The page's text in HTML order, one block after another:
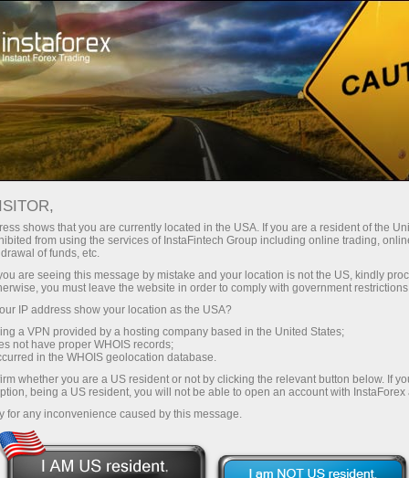
InstaForex
通过InstaForex获得真正竞争力的机
点差和手续费，以及股票和指数交
易的优惠条件
时可获得高达30%的奖金，并享受
其他促销活动和优惠
最低
每笔存款
30%奖金
交易速度
与赛道速度
您的专属礼物大奖
充值$333—选择价值高达$1,500的礼物
shows that you are currently located in the USA. If you are a resident of the
from using the services of InstaFintech Group including online trading,
of funds, etc.
are seeing this message by mistake and your location is not the US, kindly
you must leave the website in order to comply with government
IP address show your location as the USA?
a VPN provided by a hosting company based in the United States;
not have proper WHOIS records;
in the WHOIS geolocation database.
whether you are a US resident or not by clicking the relevant button below. If
being a US resident, you will not be able to open an account with InstaForex
for any inconvenience caused by this message.